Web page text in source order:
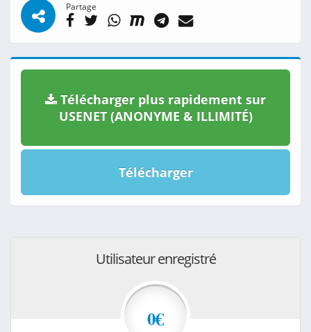
Partage
Télécharger plus rapidement sur
USENET (ANONYME & ILLIMITÉ)
Télécharger
Utilisateur enregistré
0€